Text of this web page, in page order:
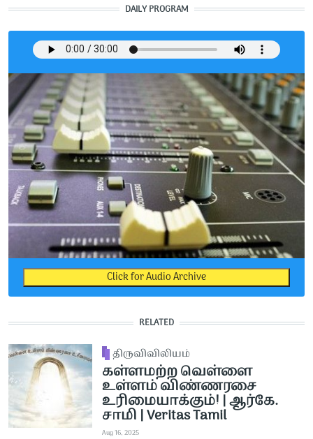
DAILY PROGRAM
Click for Audio Archive
RELATED
திருவிவிலியம்
கள்ளமற்ற வெள்ளை
உள்ளம் விண்ணரசை
உரிமையாக்கும்! | ஆர்கே.
சாமி | Veritas Tamil
Aug 16, 2025